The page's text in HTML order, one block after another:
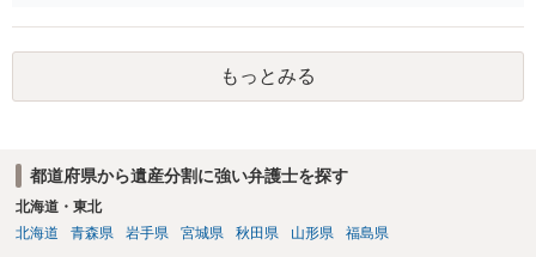
もっとみる
都道府県から遺産分割に強い弁護士を探す
北海道・東北
北海道
青森県 岩手県 宮城県 秋田県 山形県 福島県